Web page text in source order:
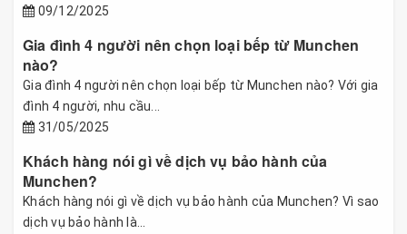
09/12/2025
Gia đình 4 người nên chọn loại bếp từ Munchen
nào?
Gia đình 4 người nên chọn loại bếp từ Munchen nào? Với gia
đình 4 người, nhu cầu...
31/05/2025
Khách hàng nói gì về dịch vụ bảo hành của
Munchen?
Khách hàng nói gì về dịch vụ bảo hành của Munchen? Vì sao
dịch vụ bảo hành là...